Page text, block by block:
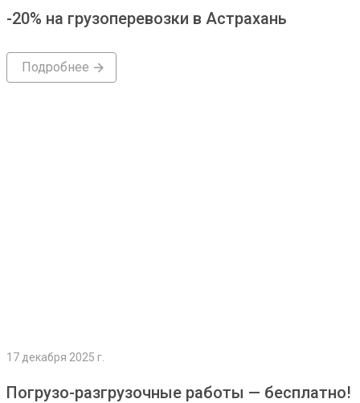
-20% на грузоперевозки в Астрахань
Подробнее
17 декабря 2025 г.
Погрузо-разгрузочные работы — бесплатно!